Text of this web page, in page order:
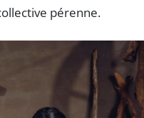
pérenne.